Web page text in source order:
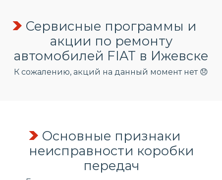
Сервисные программы и
акции по ремонту
автомобилей FIAT в Ижевске
К сожалению, акций на данный момент нет 😞
Основные признаки
неисправности коробки
передач